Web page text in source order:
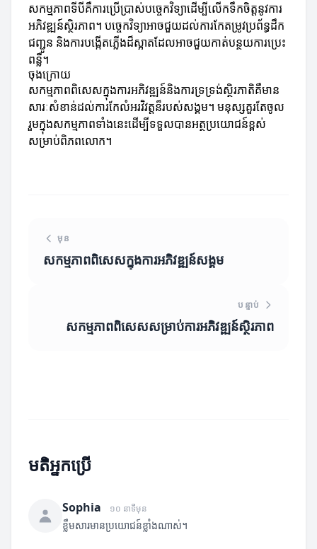
សកម្មភាពទីបីគឺការប្រើប្រាស់បច្ចេកវិទ្យាដើម្បីលើកទឹកចិត្តនូវការ
អភិវឌ្ឍន៍ស្ថិរភាព។ បច្ចេកវិទ្យាអាចជួយដល់ការកែតម្រូវប្រព័ន្ធដឹក
ជញ្ជូន និងការបង្កើតភ្លើងដ៏ស្អាតដែលអាចជួយកាត់បន្ថយការប្រេះ
ពន្លឺ។
ចុងក្រោយ
សកម្មភាពពិសេសក្នុងការអភិវឌ្ឍន៍និងការទ្រទ្រង់ស្ថិរភាតិគឺមាន
សារៈសំខាន់ដល់ការកែលំអរវិវត្តន៏របស់សង្គម។ មនុស្សគួរតែចូល
រួមក្នុងសកម្មភាពទាំងនេះដើម្បីទទួលបានអត្ថប្រយោជន៍ខ្ពស់
សម្រាប់ពិភពលោក។
មុន
សកម្មភាពពិសេសក្នុងការអភិវឌ្ឍន៍សង្គម
បន្ទាប់
សកម្មភាពពិសេសសម្រាប់ការអភិវឌ្ឍន៍ស្ថិរភាព
មតិអ្នកប្រើ
Sophia ១០ នាទីមុន
ខ្លឹមសារមានប្រយោជន៍ខ្លាំងណាស់។